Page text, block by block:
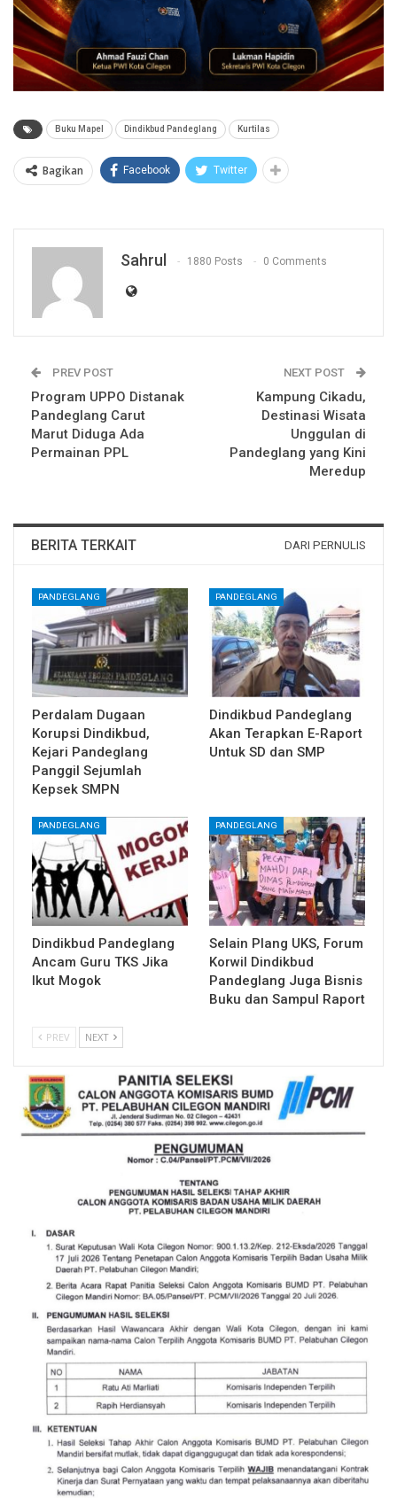
Buku Mapel Dindikbud Pandeglang Kurtilas
Bagikan Facebook Twitter
Sahrul 1880 Posts 0 Comments
PREV POST
Program UPPO Distanak
Pandeglang Carut
Marut Diduga Ada
Permainan PPL
NEXT POST
Kampung Cikadu,
Destinasi Wisata
Unggulan di
Pandeglang yang Kini
Meredup
BERITA TERKAIT DARI PERNULIS
PANDEGLANG
Perdalam Dugaan
Korupsi Dindikbud,
Kejari Pandeglang
Panggil Sejumlah
Kepsek SMPN
PANDEGLANG
Dindikbud Pandeglang
Akan Terapkan E-Raport
Untuk SD dan SMP
PANDEGLANG
Dindikbud Pandeglang
Ancam Guru TKS Jika
Ikut Mogok
PANDEGLANG
Selain Plang UKS, Forum
Korwil Dindikbud
Pandeglang Juga Bisnis
Buku dan Sampul Raport
PREV NEXT